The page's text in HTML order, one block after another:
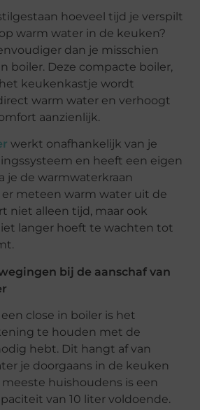
hoeveel tijd je verspilt
warm water in de keuken?
dan je misschien
boiler. Deze compacte boiler,
keukenkastje wordt
warm water en verhoogt
aanzienlijk.
werkt onafhankelijk van je
en heeft een eigen
je de warmwaterkraan
meteen warm water uit de
niet alleen tijd, maar ook
langer hoeft te wachten tot
bij de aanschaf van
close in boiler is het
te houden met de
hebt. Dit hangt af van
je doorgaans in de keuken
huishoudens is een
van 10 liter voldoende.